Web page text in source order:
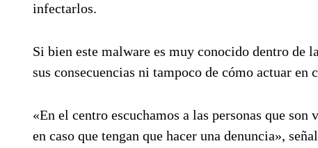
infectarlos.
Si bien este malware es muy conocido dentro de
sus consecuencias ni tampoco de cómo actuar en
«En el centro escuchamos a las personas que
en caso que tengan que hacer una denuncia»,